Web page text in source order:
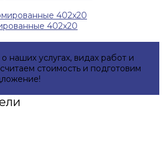
402x20
наших услугах, видах работ и
стоимость и подготовим